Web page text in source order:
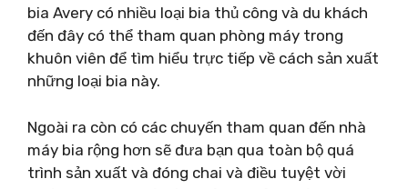
bia Avery có nhiều loại bia thủ công và du khách
đến đây có thể tham quan phòng máy trong
khuôn viên để tìm hiểu trực tiếp về cách sản xuất
những loại bia này.
Ngoài ra còn có các chuyến tham quan đến nhà
máy bia rộng hơn sẽ đưa bạn qua toàn bộ quá
trình sản xuất và đóng chai và điều tuyệt vời